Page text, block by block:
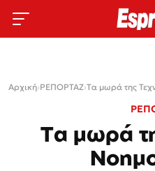
Αρχική›ΡΕΠΟΡΤΑΖ›Tα μωρά της
Tα μωρά